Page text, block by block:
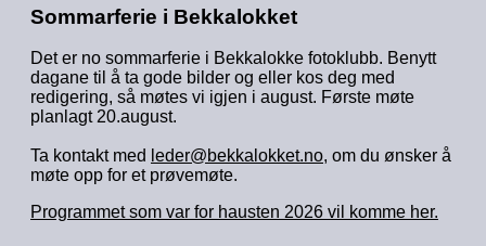
Sommarferie i Bekkalokket
Det er no sommarferie i Bekkalokke fotoklubb. Benytt
dagane til å ta gode bilder og eller kos deg med
redigering, så møtes vi igjen i august. Første møte
planlagt 20.august.
Ta kontakt med leder@bekkalokket.no, om du ønsker å
møte opp for et prøvemøte.
Programmet som var for hausten 2026 vil komme her.